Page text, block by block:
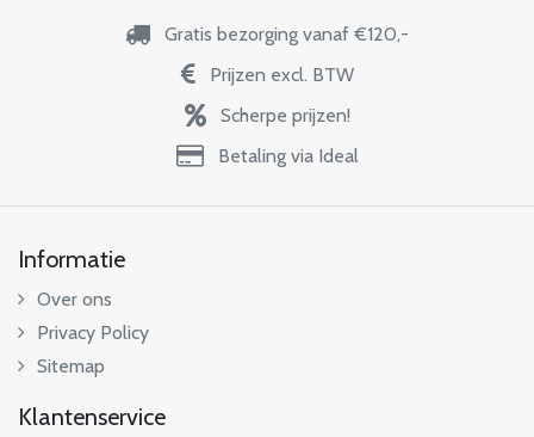
Gratis bezorging vanaf €120,-
Prijzen excl. BTW
Scherpe prijzen!
Betaling via Ideal
Informatie
Over ons
Privacy Policy
Sitemap
Klantenservice